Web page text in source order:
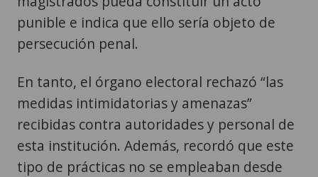
punible e indica que ello sería objeto de
persecución penal.
En tanto, el órgano electoral rechazó “las
medidas intimidatorias y amenazas”
recibidas contra autoridades y personal de
esta institución. Además, recordó que este
tipo de prácticas no se empleaban desde